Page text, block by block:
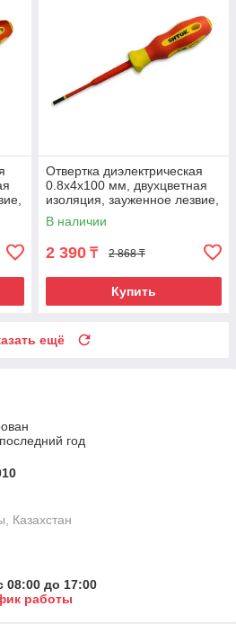
Отвертка диэлектрическая
0.8х4х100 мм, двухцветная
изоляция, зауженное лезвие,
SHTOK.
В наличии
2 390 ₸ 2 868 ₸
Купить
ещё
год
Казахстан
08:00 до 17:00
работы